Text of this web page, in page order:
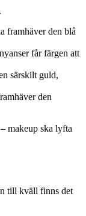
framhäver den blå
får färgen att
särskilt guld,
den
makeup ska lyfta
till kväll finns det